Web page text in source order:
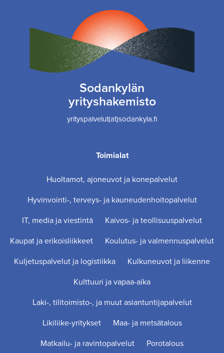
Sodankylän
yrityshakemisto
yrityspalvelut(at)sodankyla.fi
Toimialat
Huoltamot, ajoneuvot ja konepalvelut
Hyvinvointi-, terveys- ja kauneudenhoitopalvelut
IT, media ja viestintä
Kaivos- ja teollisuuspalvelut
Kaupat ja erikoisliikkeet
Koulutus- ja valmennuspalvelut
Kuljetuspalvelut ja logistiikka
Kulkuneuvot ja liikenne
Kulttuuri ja vapaa-aika
Laki-, tilitoimisto-, ja muut asiantuntijapalvelut
Likiliike-yritykset
Maa- ja metsätalous
Matkailu- ja ravintopalvelut
Porotalous